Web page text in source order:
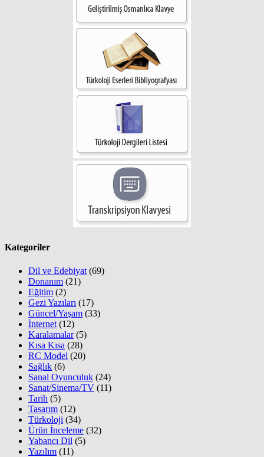
Kategoriler
Dil ve Edebiyat (69)
Donanım (21)
Eğitim (2)
Gezi Yazıları (17)
Güncel/Yaşam (33)
İnternet (12)
Karalamalar(5)
Kısa Kısa (28)
RC Model (20)
Sağlık (6)
Sanal Oyunculuk (24)
Sanat/Sinema/TV (11)
Tarih (5)
Tasarım (12)
Türkoloji (34)
Ürün İnceleme (32)
Yabancı Dil (5)
Yazılım (11)